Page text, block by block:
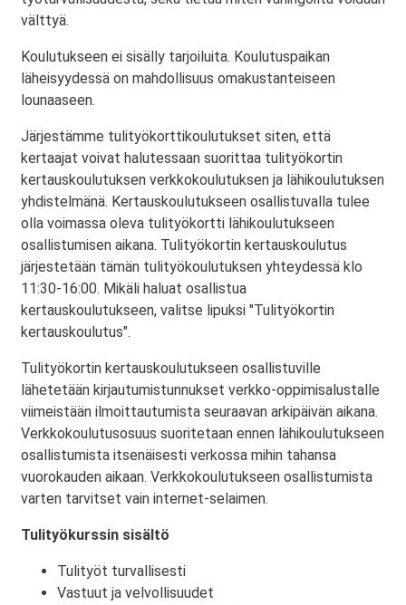
välttyä.
Koulutukseen ei sisälly tarjoiluita. Koulutuspaikan
läheisyydessä on mahdollisuus omakustanteiseen
lounaaseen.
Järjestämme tulityökorttikoulutukset siten, että
kertaajat voivat halutessaan suorittaa tulityökortin
kertauskoulutuksen verkkokoulutuksen ja lähikoulutuksen
yhdistelmänä. Kertauskoulutukseen osallistuvalla tulee
olla voimassa oleva tulityökortti lähikoulutukseen
osallistumisen aikana. Tulityökortin kertauskoulutus
järjestetään tämän tulityökoulutuksen yhteydessä klo
11:30-16:00. Mikäli haluat osallistua
kertauskoulutukseen, valitse lipuksi "Tulityökortin
kertauskoulutus".
Tulityökortin kertauskoulutukseen osallistuville
lähetetään kirjautumistunnukset verkko-oppimisalustalle
viimeistään ilmoittautumista seuraavan arkipäivän aikana.
Verkkokoulutusosuus suoritetaan ennen lähikoulutukseen
osallistumista itsenäisesti verkossa mihin tahansa
vuorokauden aikaan. Verkkokoulutukseen osallistumista
varten tarvitset vain internet-selaimen.
Tulityökurssin sisältö
Tulityöt turvallisesti
Vastuut ja velvollisuudet